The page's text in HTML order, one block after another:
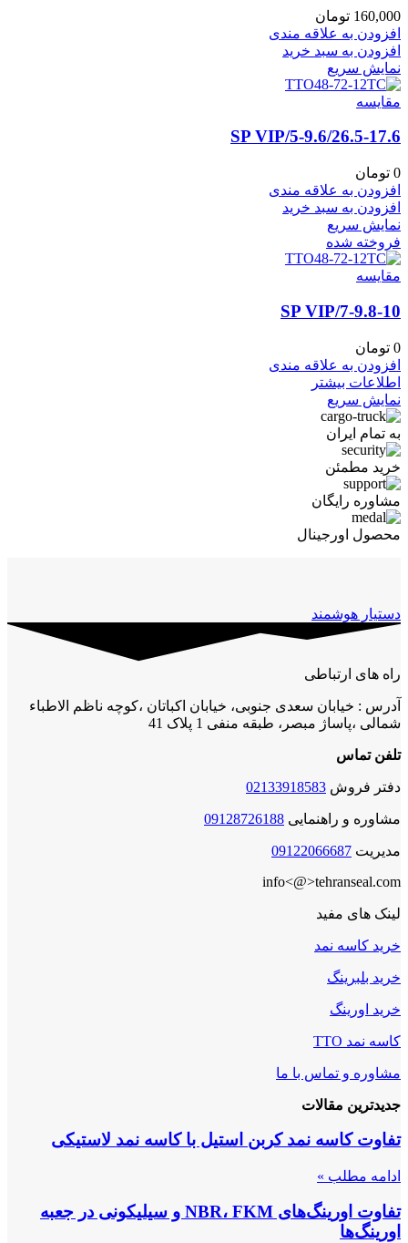
160,000 تومان
افزودن به علاقه مندی
افزودن به سبد خرید
نمایش سریع
مقايسه
5-9.6/26.5-17.6/SP VIP
0 تومان
افزودن به علاقه مندی
افزودن به سبد خرید
نمایش سریع
فروخته شده
مقايسه
7-9.8-10/SP VIP
0 تومان
افزودن به علاقه مندی
اطلاعات بیشتر
نمایش سریع
به تمام ایران
خرید مطمئن
مشاوره رایگان
محصول اورجینال
دستیار هوشمند
راه های ارتباطی
آدرس : خیابان سعدی جنوبی، خیابان اکباتان ،کوچه ناظم الاطباء
شمالی ،پاساژ مبصر، طبقه منفی 1 پلاک 41
تلفن تماس
دفتر فروش 02133918583
مشاوره و راهنمایی 09128726188
مدیریت 09122066687
info<@>tehranseal.com
لینک های مفید
خرید کاسه نمد
خرید بلبرینگ
خرید اورینگ
کاسه نمد TTO
مشاوره و تماس با ما
جدیدترین مقالات
تفاوت کاسه نمد کربن استیل با کاسه نمد لاستیکی
ادامه مطلب »
تفاوت اورینگ‌های NBR، FKM و سیلیکونی در جعبه
اورینگ‌ها